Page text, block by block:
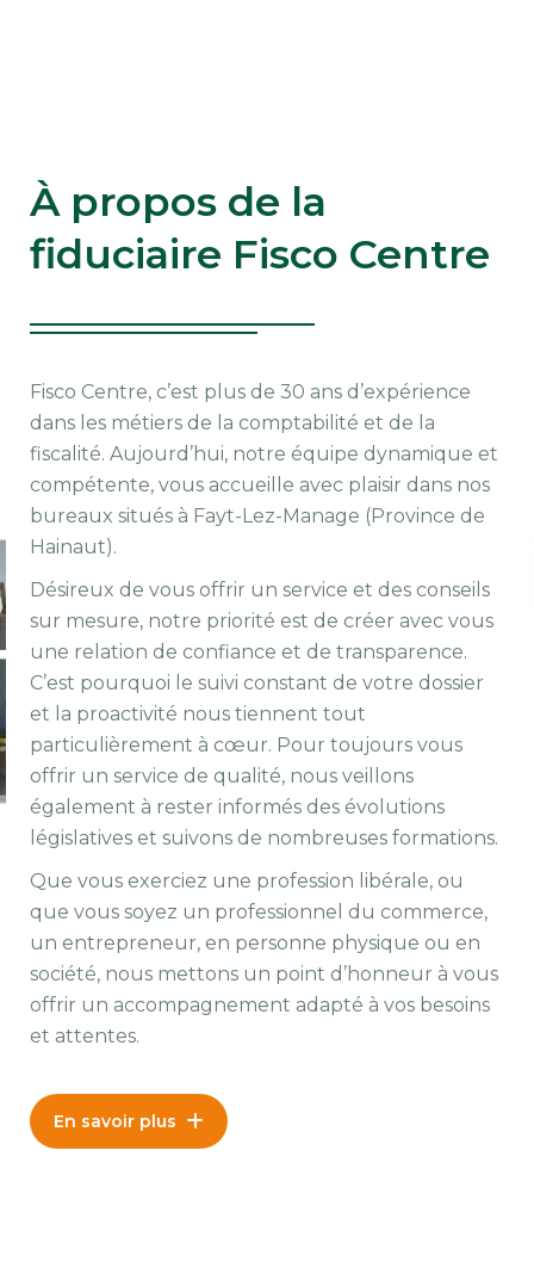
À propos de la
fiduciaire Fisco Centre
Fisco Centre, c’est plus de 30 ans d’expérience
dans les métiers de la comptabilité et de la
fiscalité. Aujourd’hui, notre équipe dynamique et
compétente, vous accueille avec plaisir dans nos
bureaux situés à Fayt-Lez-Manage (Province de
Hainaut).
Désireux de vous offrir un service et des conseils
sur mesure, notre priorité est de créer avec vous
une relation de confiance et de transparence.
C’est pourquoi le suivi constant de votre dossier
et la proactivité nous tiennent tout
particulièrement à cœur. Pour toujours vous
offrir un service de qualité, nous veillons
également à rester informés des évolutions
législatives et suivons de nombreuses formations.
Que vous exerciez une profession libérale, ou
que vous soyez un professionnel du commerce,
un entrepreneur, en personne physique ou en
société, nous mettons un point d’honneur à vous
offrir un accompagnement adapté à vos besoins
et attentes.
En savoir plus